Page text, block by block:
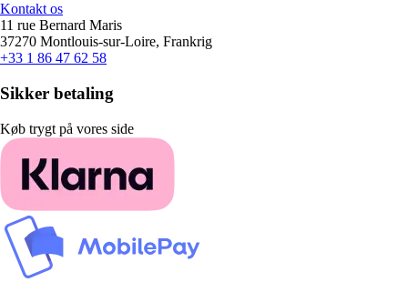
Kontakt os
11 rue Bernard Maris
37270 Montlouis-sur-Loire, Frankrig
+33 1 86 47 62 58
Sikker betaling
Køb trygt på vores side